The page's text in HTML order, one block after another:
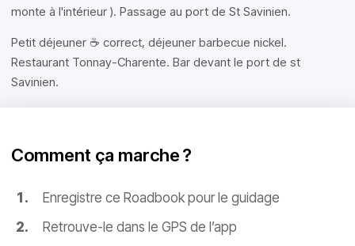
monte à l'intérieur ). Passage au port de St Savinien.
Petit déjeuner ☕ correct, déjeuner barbecue nickel.
Restaurant Tonnay-Charente. Bar devant le port de st
Savinien.
Comment ça marche ?
Enregistre ce Roadbook pour le guidage
Retrouve-le dans le GPS de l’app